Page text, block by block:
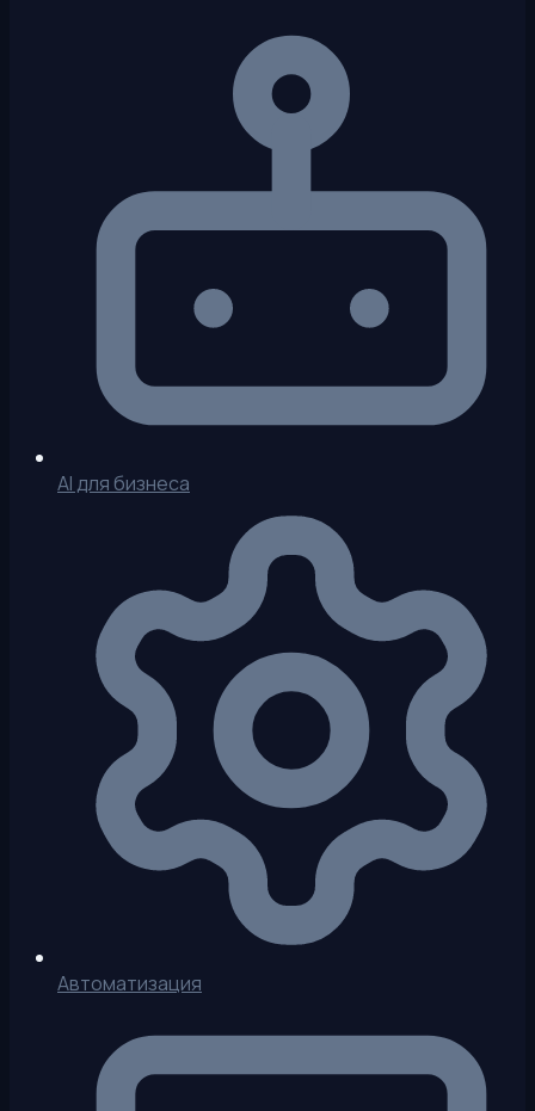
AI для бизнеса
Автоматизация